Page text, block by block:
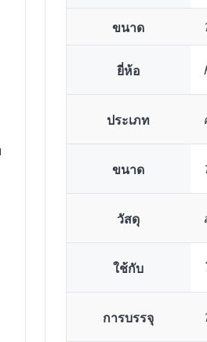
ขนาด
ยี่ห้อ
ประเภท
ขนาด
วัสดุ
ใช้กับ
การบรรจุ